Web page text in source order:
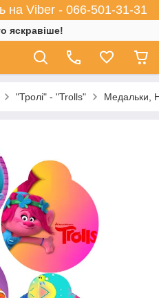
на Viber - 066-501-31-31
яскравіше!
"Тролі" - "Trolls" Медальки,